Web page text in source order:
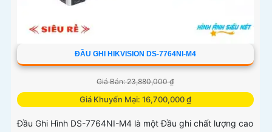
ĐẦU GHI HIKVISION DS-7764NI-M4
Giá Bán: 23,880,000 ₫
Giá Khuyến Mại: 16,700,000 ₫
Đầu Ghi Hình DS-7764NI-M4 là một Đầu ghi chất lượng cao